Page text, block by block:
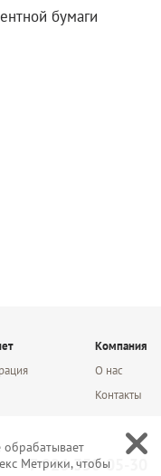
бумаги
Компания
О нас
Контакты
+7 926 350-05-30
Метрики, чтобы